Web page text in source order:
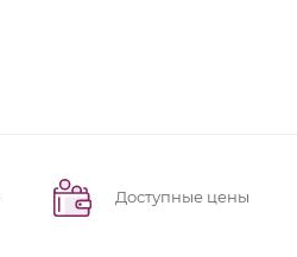
Доступные цены